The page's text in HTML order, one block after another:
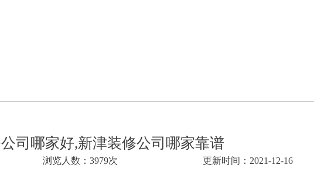
司哪家好,新津装修公司哪家靠谱
浏览人数：3979次 更新时间：2021-12-16